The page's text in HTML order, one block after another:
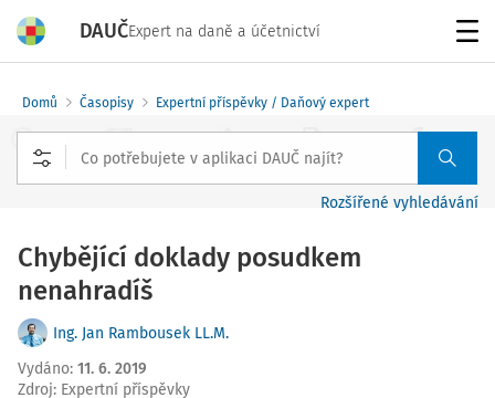
DAUČExpert na daně a účetnictví
Domů Časopisy Expertní příspěvky / Daňový expert
Rozšířené vyhledávání
Chybějící doklady posudkem
nenahradíš
Ing. Jan Rambousek LL.M.
Vydáno: 11. 6. 2019
Zdroj: Expertní příspěvky